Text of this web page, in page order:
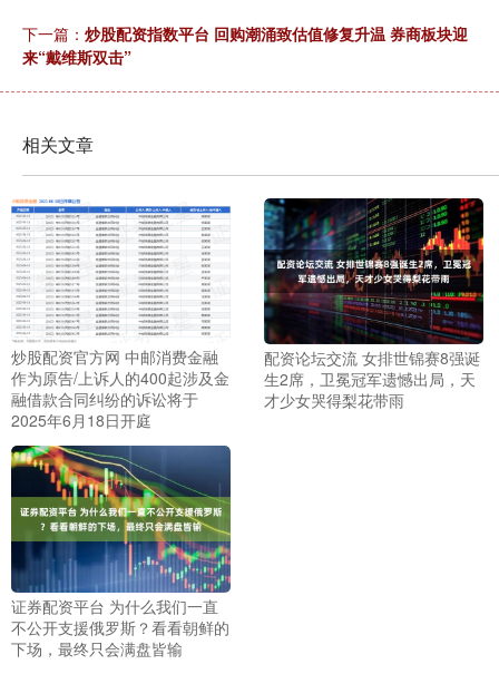
下一篇： 炒股配资指数平台 回购潮涌致估值修复升温 券商板块迎
来“戴维斯双击”
相关文章
炒股配资官方网 中邮消费金融
作为原告/上诉人的400起涉及金
融借款合同纠纷的诉讼将于
2025年6月18日开庭
配资论坛交流 女排世锦赛8强诞
生2席，卫冕冠军遗憾出局，天
才少女哭得梨花带雨
证券配资平台 为什么我们一直
不公开支援俄罗斯？看看朝鲜的
下场，最终只会满盘皆输